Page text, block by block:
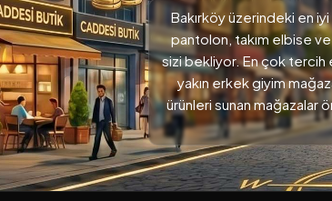
Bakırköy üzerindeki en
pantolon, takım elbise
sizi bekliyor. En çok tercih
yakın erkek giyim
ürünleri sunan mağazalar